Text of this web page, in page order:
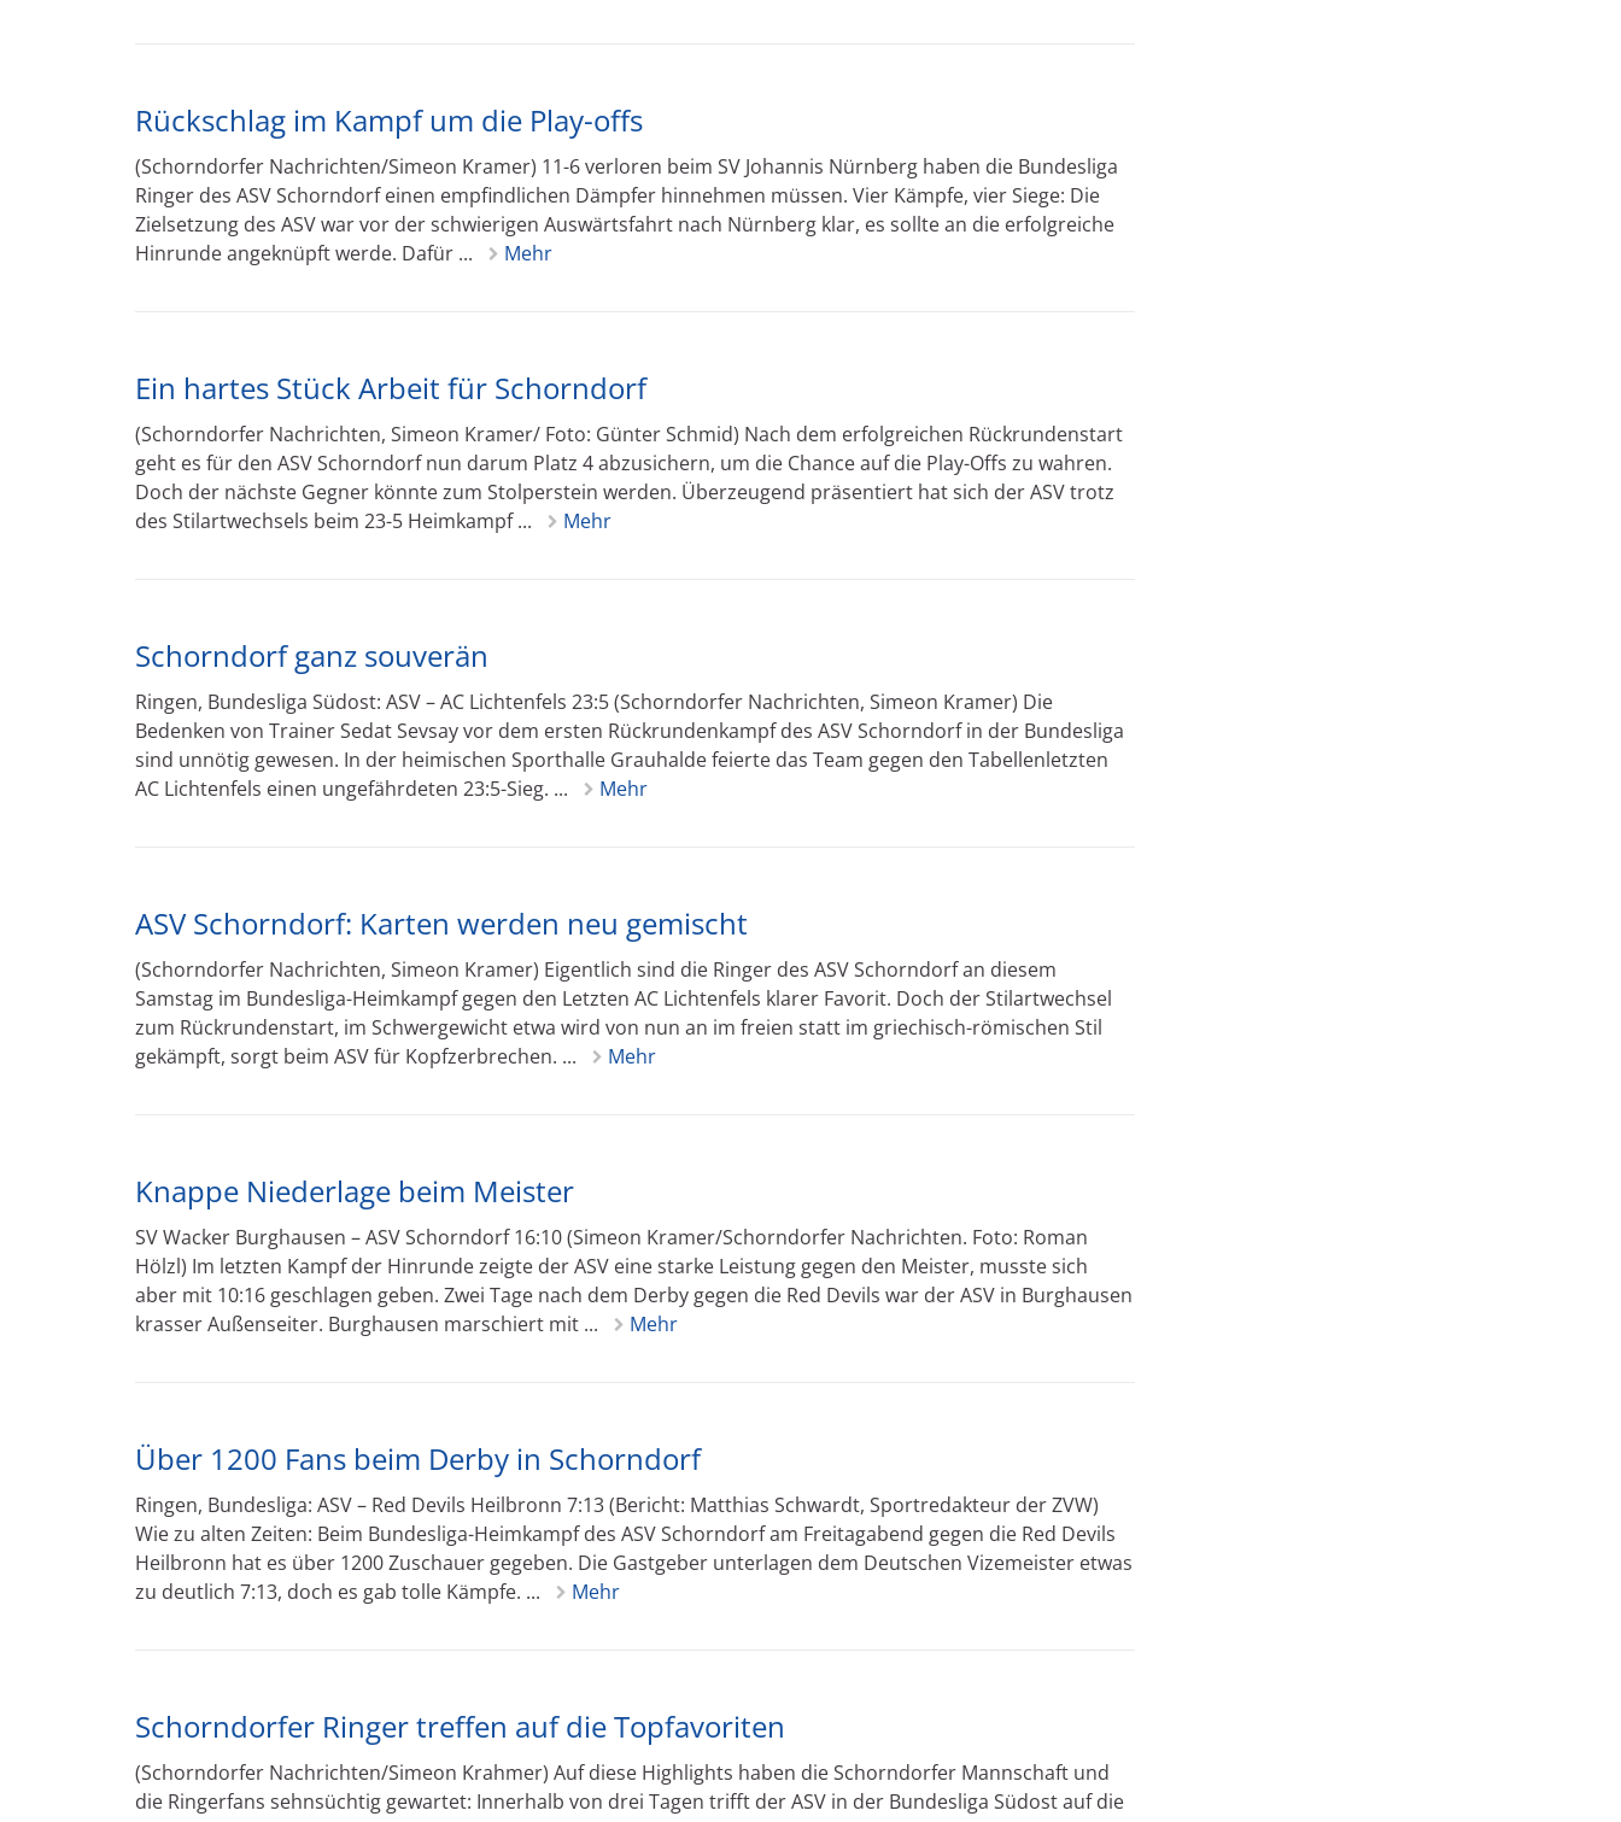
Rückschlag im Kampf um die Play-offs
(Schorndorfer Nachrichten/Simeon Kramer) 11-6 verloren beim SV Johannis Nürnberg haben die Bundesliga
Ringer des ASV Schorndorf einen empfindlichen Dämpfer hinnehmen müssen. Vier Kämpfe, vier Siege: Die
Zielsetzung des ASV war vor der schwierigen Auswärtsfahrt nach Nürnberg klar, es sollte an die erfolgreiche
Hinrunde angeknüpft werde. Dafür ...
Mehr
Ein hartes Stück Arbeit für Schorndorf
(Schorndorfer Nachrichten, Simeon Kramer/ Foto: Günter Schmid) Nach dem erfolgreichen Rückrundenstart
geht es für den ASV Schorndorf nun darum Platz 4 abzusichern, um die Chance auf die Play-Offs zu wahren.
Doch der nächste Gegner könnte zum Stolperstein werden. Überzeugend präsentiert hat sich der ASV trotz
des Stilartwechsels beim 23-5 Heimkampf ...
Mehr
Schorndorf ganz souverän
Ringen, Bundesliga Südost: ASV – AC Lichtenfels 23:5 (Schorndorfer Nachrichten, Simeon Kramer) Die
Bedenken von Trainer Sedat Sevsay vor dem ersten Rückrundenkampf des ASV Schorndorf in der Bundesliga
sind unnötig gewesen. In der heimischen Sporthalle Grauhalde feierte das Team gegen den Tabellenletzten
AC Lichtenfels einen ungefährdeten 23:5-Sieg. ...
Mehr
ASV Schorndorf: Karten werden neu gemischt
(Schorndorfer Nachrichten, Simeon Kramer) Eigentlich sind die Ringer des ASV Schorndorf an diesem
Samstag im Bundesliga-Heimkampf gegen den Letzten AC Lichtenfels klarer Favorit. Doch der Stilartwechsel
zum Rückrundenstart, im Schwergewicht etwa wird von nun an im freien statt im griechisch-römischen Stil
gekämpft, sorgt beim ASV für Kopfzerbrechen. ...
Mehr
Knappe Niederlage beim Meister
SV Wacker Burghausen – ASV Schorndorf 16:10 (Simeon Kramer/Schorndorfer Nachrichten. Foto: Roman
Hölzl) Im letzten Kampf der Hinrunde zeigte der ASV eine starke Leistung gegen den Meister, musste sich
aber mit 10:16 geschlagen geben. Zwei Tage nach dem Derby gegen die Red Devils war der ASV in Burghausen
krasser Außenseiter. Burghausen marschiert mit ...
Mehr
Über 1200 Fans beim Derby in Schorndorf
Ringen, Bundesliga: ASV – Red Devils Heilbronn 7:13 (Bericht: Matthias Schwardt, Sportredakteur der ZVW)
Wie zu alten Zeiten: Beim Bundesliga-Heimkampf des ASV Schorndorf am Freitagabend gegen die Red Devils
Heilbronn hat es über 1200 Zuschauer gegeben. Die Gastgeber unterlagen dem Deutschen Vizemeister etwas
zu deutlich 7:13, doch es gab tolle Kämpfe. ...
Mehr
Schorndorfer Ringer treffen auf die Topfavoriten
(Schorndorfer Nachrichten/Simeon Krahmer) Auf diese Highlights haben die Schorndorfer Mannschaft und
die Ringerfans sehnsüchtig gewartet: Innerhalb von drei Tagen trifft der ASV in der Bundesliga Südost auf die